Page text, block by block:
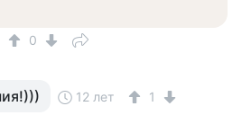
0
12 лет 1